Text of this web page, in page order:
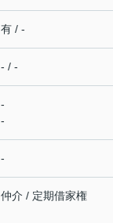
有 / -
- / -
-
-
-
仲介 / 定期借家権